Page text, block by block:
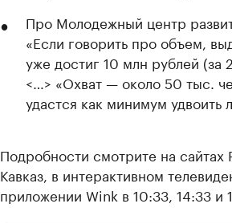
Про Молодежный центр
«Если говорить про объем,
уже достиг 10 млн рублей
<…> «Охват — около 50 тыс.
удастся как минимум удвоить
Подробности смотрите на
Кавказ, в интерактивном
приложении Wink в 10:33, 14:33 и